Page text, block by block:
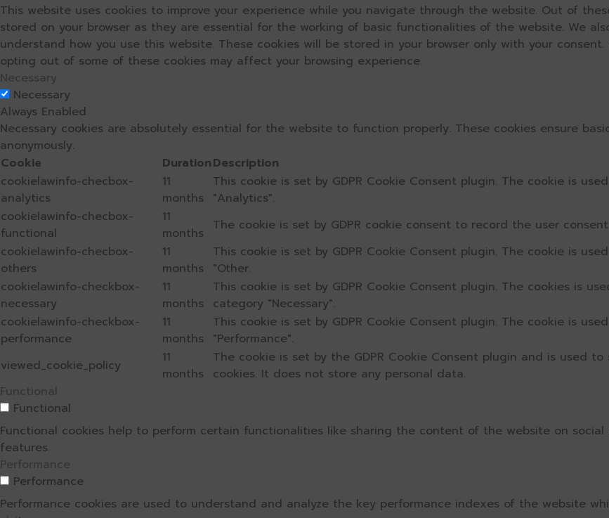
This website uses cookies to improve your experience while you navigate through the website. Out of
stored on your browser as they are essential for the working of basic functionalities of the website. We
understand how you use this website. These cookies will be stored in your browser only with your
opting out of some of these cookies may affect your browsing experience.
Necessary
Necessary
Always Enabled
Necessary cookies are absolutely essential for the website to function properly. These cookies ensure
anonymously.
Cookie
DurationDescription
cookielawinfo-checbox-
analytics
11
months
This cookie is set by GDPR Cookie Consent plugin. The cookie is
"Analytics".
cookielawinfo-checbox-
functional
11
months
The cookie is set by GDPR cookie consent to record the user
cookielawinfo-checbox-
others
11
months
This cookie is set by GDPR Cookie Consent plugin. The cookie is
"Other.
cookielawinfo-checkbox-
necessary
11
months
This cookie is set by GDPR Cookie Consent plugin. The cookies is
category "Necessary".
cookielawinfo-checkbox-
performance
11
months
This cookie is set by GDPR Cookie Consent plugin. The cookie is
"Performance".
viewed_cookie_policy
11
months
The cookie is set by the GDPR Cookie Consent plugin and is used
cookies. It does not store any personal data.
Functional
Functional
Functional cookies help to perform certain functionalities like sharing the content of the website on
features.
Performance
Performance
Performance cookies are used to understand and analyze the key performance indexes of the website